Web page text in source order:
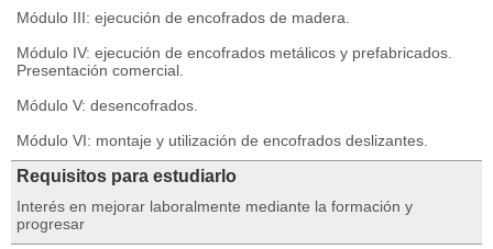
Módulo III: ejecución de encofrados de madera.
Módulo IV: ejecución de encofrados metálicos y prefabricados.
Presentación comercial.
Módulo V: desencofrados.
Módulo VI: montaje y utilización de encofrados deslizantes.
Requisitos para estudiarlo
Interés en mejorar laboralmente mediante la formación y
progresar